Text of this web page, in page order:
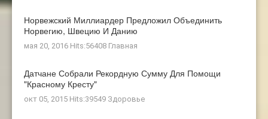
Норвежский Миллиардер Предложил Объединить
Норвегию, Швецию И Данию
мая 20, 2016 Hits:56408 Главная
Датчане Собрали Рекордную Сумму Для Помощи
"Красному Кресту"
окт 05, 2015 Hits:39549 Здоровье